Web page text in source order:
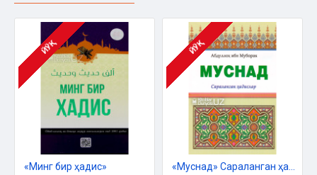
ЙЎҚ
«Минг бир ҳадис»
ЙЎҚ